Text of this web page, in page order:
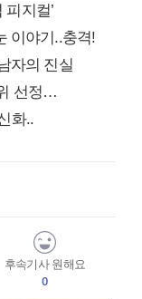
피지컬’
이야기..충격!
자의 진실
선정…
화..
후속기사 원해요
0